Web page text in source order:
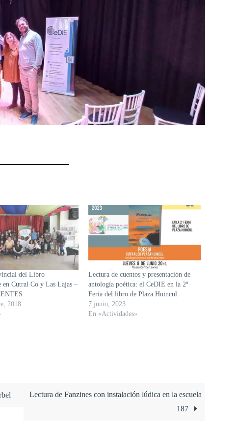
del Libro
en Cutral Co y Las Lajas –
2018
Lectura de cuentos y presentación de
antología poética: el CeDIE en la 2º
Feria del libro de Plaza Huincul
7 junio, 2023
En «Actividades»
Lectura de Fanzines con instalación lúdica en la escuela
187